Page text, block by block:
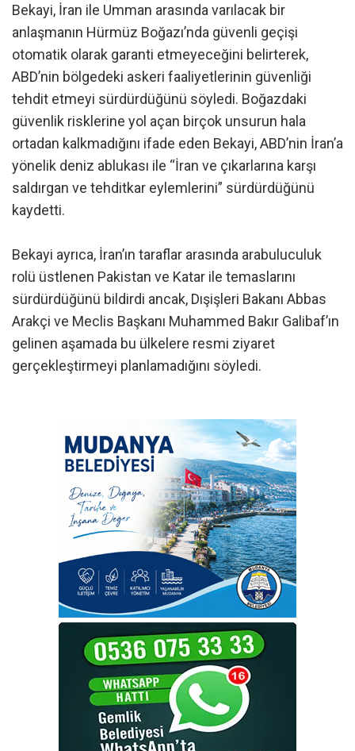
Bekayi, İran ile Umman arasında varılacak bir
anlaşmanın Hürmüz Boğazı’nda güvenli geçişi
otomatik olarak garanti etmeyeceğini belirterek,
ABD’nin bölgedeki askeri faaliyetlerinin güvenliği
tehdit etmeyi sürdürdüğünü söyledi. Boğazdaki
güvenlik risklerine yol açan birçok unsurun hala
ortadan kalkmadığını ifade eden Bekayi, ABD’nin İran’a
yönelik deniz ablukası ile “İran ve çıkarlarına karşı
saldırgan ve tehditkar eylemlerini” sürdürdüğünü
kaydetti.
Bekayi ayrıca, İran’ın taraflar arasında arabuluculuk
rolü üstlenen Pakistan ve Katar ile temaslarını
sürdürdüğünü bildirdi ancak, Dışişleri Bakanı Abbas
Arakçi ve Meclis Başkanı Muhammed Bakır Galibaf’ın
gelinen aşamada bu ülkelere resmi ziyaret
gerçekleştirmeyi planlamadığını söyledi.